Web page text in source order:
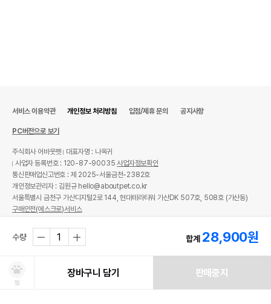
수량 합계 28,900원
찜
장바구니 담기 판매중지
서비스 이용약관 개인정보 처리방침 입점/제휴 문의 공지사항
PC버전으로 보기
주식회사 어바웃펫
대표자명 : 나옥귀
사업자 등록번호 : 120-87-90035사업자정보확인
통신판매업신고번호 : 제 2025-서울금천-2382호
개인정보관리자 : 김원규 hello@aboutpet.co.kr
서울특별시 금천구 가산디지털2로 144, 현대테라타워 가산DK 507호, 508호 (가산동)
구매안전(에스크로)서비스